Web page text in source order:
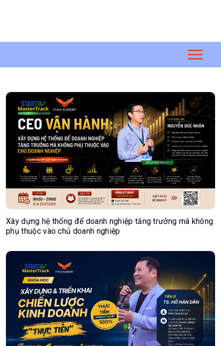
Xây dựng hệ thống để doanh nghiệp tăng trưởng mà không
phụ thuộc vào chủ doanh nghiệp